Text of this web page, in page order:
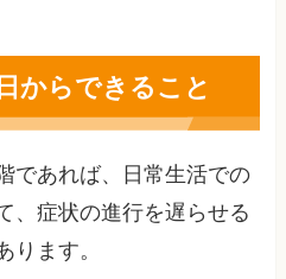
からできること
であれば、日常生活での
、症状の進行を遅らせる
ります。